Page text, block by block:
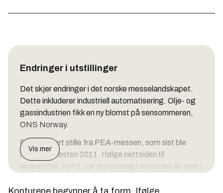
Endringer i utstillinger
Det skjer endringer i det norske messelandskapet.
Dette inkluderer industriell automatisering. Olje- og
gassindustrien fikk en ny blomst på sensommeren,
ONS Norway.
Det har vært stille fra PEA-messen, som sist ble
arrangert høsten 2011. Ifølge nettsiden til
arrangøren, NPG, var det planlagt en runde i år, men i
en ny utstilling.
Vis mer
Konturene begynner å ta form. Ifølge